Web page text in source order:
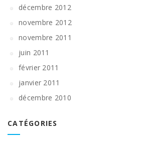
décembre 2012
novembre 2012
novembre 2011
juin 2011
février 2011
janvier 2011
décembre 2010
CATÉGORIES